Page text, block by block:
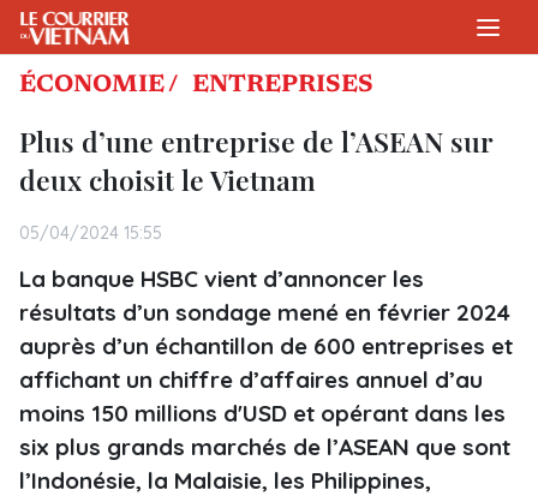
ÉCONOMIE / ENTREPRISES
Plus d’une entreprise de l’ASEAN sur
deux choisit le Vietnam
05/04/2024 15:55
La banque HSBC vient d’annoncer les
résultats d’un sondage mené en février 2024
auprès d’un échantillon de 600 entreprises et
affichant un chiffre d’affaires annuel d’au
moins 150 millions d'USD et opérant dans les
six plus grands marchés de l’ASEAN que sont
l’Indonésie, la Malaisie, les Philippines,